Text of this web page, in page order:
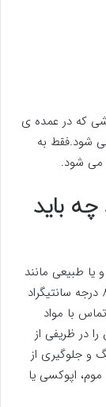
که در عمده ی
شود.فقط به
می شود.
باید
یا طبیعی مانند
خورشید تغییر نمی کند و فقط در دمای 700 تا 800 درجه سانتیگراد
با مواد
در ظریفی از
و جلوگیری از
اپوکسی یا